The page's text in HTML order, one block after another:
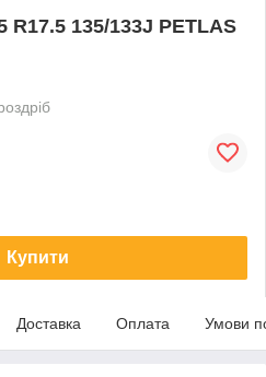
R17.5 135/133J PETLAS
Купити
Доставка Оплата Умови